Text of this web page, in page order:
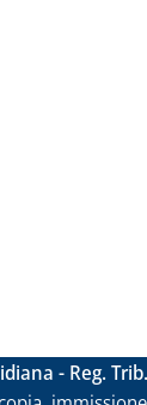
- Reg.